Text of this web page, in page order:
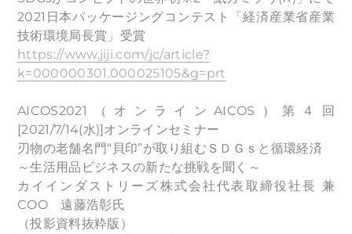
2021日本パッケージングコンテスト「経済産業省産業
技術環境局長賞」受賞
https://www.jiji.com/jc/article?
k=000000301.000025105&g=prt
AICOS2021（オンラインAICOS）第４回
[2021/7/14(水)]オンラインセミナー
刃物の老舗名門“貝印”が取り組むＳＤＧｓと循環経済
～生活用品ビジネスの新たな挑戦を聞く～
カイインダストリーズ株式会社代表取締役社⾧ 兼
COO 遠藤浩彰氏
（投影資料抜粋版）